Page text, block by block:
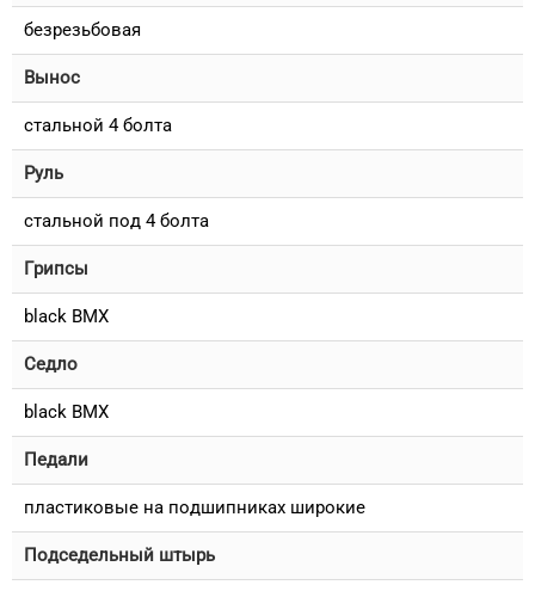
безрезьбовая
Вынос
стальной 4 болта
Руль
стальной под 4 болта
Грипсы
black BMX
Седло
black BMX
Педали
пластиковые на подшипниках широкие
Подседельный штырь